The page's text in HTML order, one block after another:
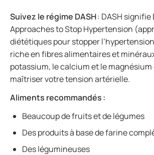
Suivez le régime DASH: DASH signifie
Approaches to Stop Hypertension
diététiques pour stopper
riche en fibres alimentaires et
potassium, le calcium et le magnésium
maîtriser votre tension artérielle.
Aliments recommandés :
Beaucoup de fruits et de légumes
Des produits à base de farine
Des légumineuses